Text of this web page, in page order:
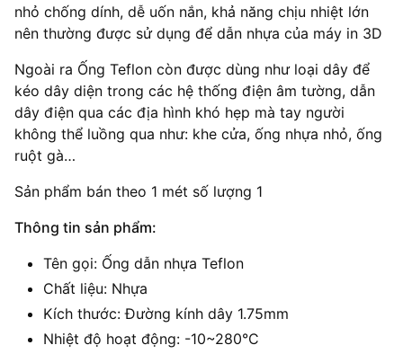
nhỏ chống dính, dễ uốn nắn, khả năng chịu nhiệt lớn
nên thường được sử dụng để dẫn nhựa của máy in 3D
Ngoài ra Ống Teflon còn được dùng như loại dây để
kéo dây diện trong các hệ thống điện âm tường, dẫn
dây điện qua các địa hình khó hẹp mà tay người
không thể luồng qua như: khe cửa, ống nhựa nhỏ, ống
ruột gà…
Sản phẩm bán theo 1 mét số lượng 1
Thông tin sản phẩm:
Tên gọi: Ống dẫn nhựa Teflon
Chất liệu: Nhựa
Kích thước: Đường kính dây 1.75mm
Nhiệt độ hoạt động: -10~280°C